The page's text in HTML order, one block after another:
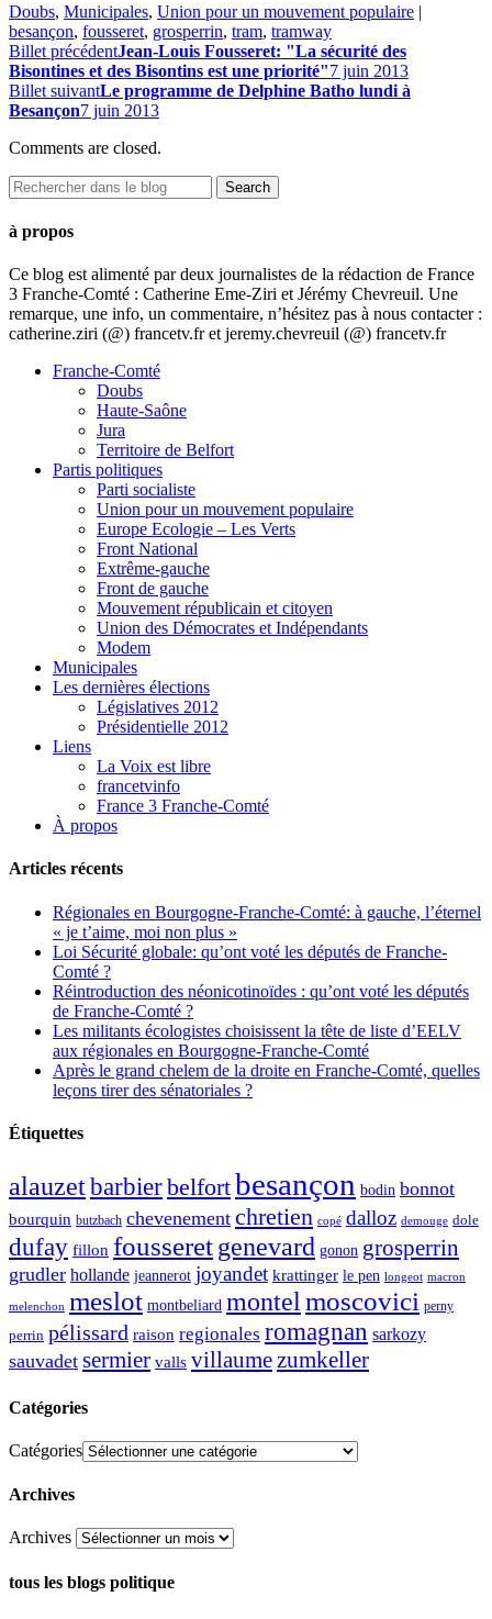
Doubs, Municipales, Union pour un mouvement populaire |
besançon, fousseret, grosperrin, tram, tramway
Billet précédentJean-Louis Fousseret: "La sécurité des
Bisontines et des Bisontins est une priorité"7 juin 2013
Billet suivantLe programme de Delphine Batho lundi à
Besançon7 juin 2013
Comments are closed.
à propos
Ce blog est alimenté par deux journalistes de la rédaction de France
3 Franche-Comté : Catherine Eme-Ziri et Jérémy Chevreuil. Une
remarque, une info, un commentaire, n’hésitez pas à nous contacter :
catherine.ziri (@) francetv.fr et jeremy.chevreuil (@) francetv.fr
Franche-Comté
Doubs
Haute-Saône
Jura
Territoire de Belfort
Partis politiques
Parti socialiste
Union pour un mouvement populaire
Europe Ecologie – Les Verts
Front National
Extrême-gauche
Front de gauche
Mouvement républicain et citoyen
Union des Démocrates et Indépendants
Modem
Municipales
Les dernières élections
Législatives 2012
Présidentielle 2012
Liens
La Voix est libre
francetvinfo
France 3 Franche-Comté
À propos
Articles récents
Régionales en Bourgogne-Franche-Comté: à gauche, l’éternel
« je t’aime, moi non plus »
Loi Sécurité globale: qu’ont voté les députés de Franche-
Comté ?
Réintroduction des néonicotinoïdes : qu’ont voté les députés
de Franche-Comté ?
Les militants écologistes choisissent la tête de liste d’EELV
aux régionales en Bourgogne-Franche-Comté
Après le grand chelem de la droite en Franche-Comté, quelles
leçons tirer des sénatoriales ?
Étiquettes
alauzetbarbierbelfortbesançon bodin bonnot
bourquin butzbach chevenement chretien copé dalloz demouge dole
dufay fillon fousseretgenevard gonon grosperrin
grudler hollande jeannerot joyandet krattinger le pen longeot macron
melenchon meslot montbeliard montelmoscovici perny
perrin pélissard raison regionales romagnan sarkozy
sauvadet sermier valls villaumezumkeller
Catégories
Catégories
Archives
Archives
tous les blogs politique